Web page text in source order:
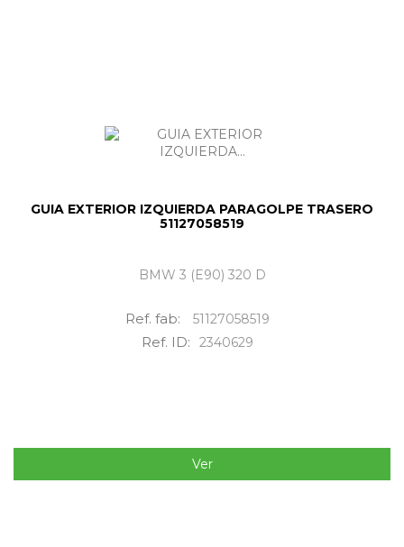
GUIA EXTERIOR IZQUIERDA PARAGOLPE TRASERO
51127058519
BMW 3 (E90) 320 D
Ref. fab: 51127058519
Ref. ID: 2340629
Ver